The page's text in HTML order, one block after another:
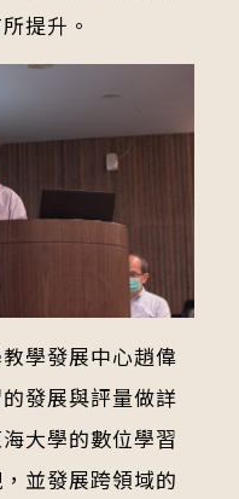
提升。
學發展中心趙偉
發展與評量做詳
大學的數位學習
並發展跨領域的